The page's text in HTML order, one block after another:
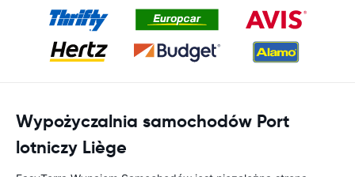
Wypożyczalnia samochodów Port
lotniczy Liège